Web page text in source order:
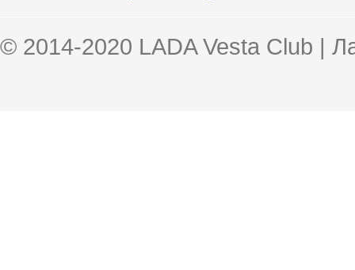
© 2014-2020 LADA Vesta Club |